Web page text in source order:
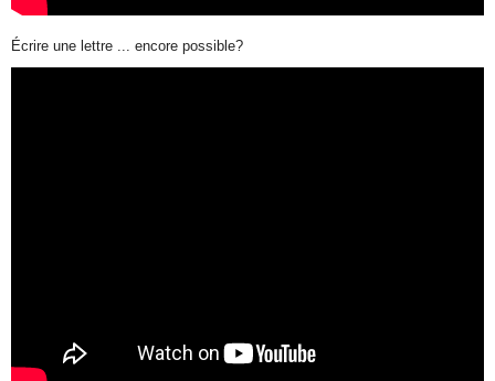
Écrire une lettre ... encore possible?